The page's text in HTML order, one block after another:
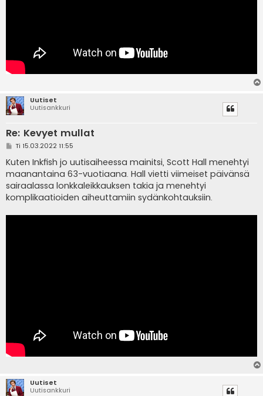
Uutiset
Uutisankkuri
Re: Kevyet mullat
V
e
s
t
i
Ti 15.03.2022 11:55
Kuten Inkfish jo uutisaiheessa mainitsi, Scott Hall menehtyi
maanantaina 63-vuotiaana. Hall vietti viimeiset päivänsä
sairaalassa lonkkaleikkauksen takia ja menehtyi
komplikaatioiden aiheuttamiin sydänkohtauksiin.
Uutiset
Uutisankkuri